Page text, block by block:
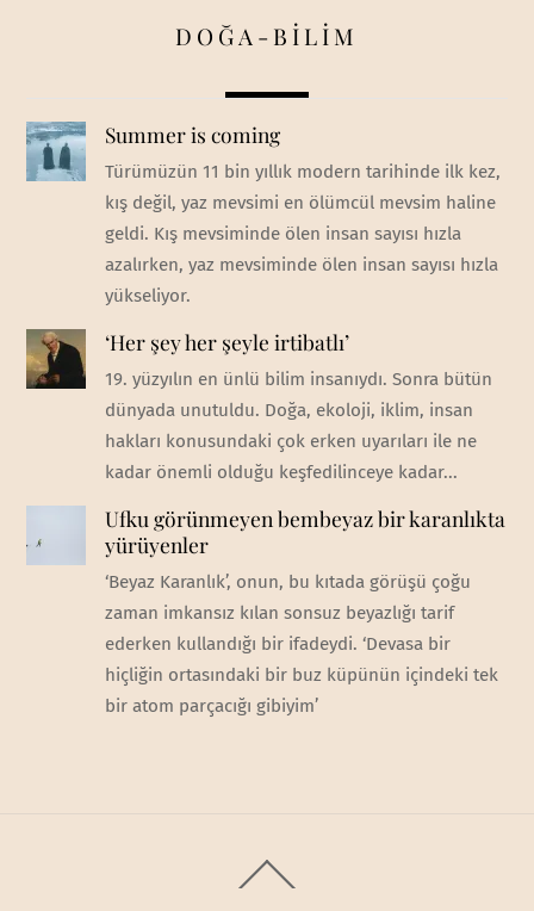
DOĞA-BİLİM
Summer is coming
Türümüzün 11 bin yıllık modern tarihinde ilk kez,
kış değil, yaz mevsimi en ölümcül mevsim haline
geldi. Kış mevsiminde ölen insan sayısı hızla
azalırken, yaz mevsiminde ölen insan sayısı hızla
yükseliyor.
‘Her şey her şeyle irtibatlı’
19. yüzyılın en ünlü bilim insanıydı. Sonra bütün
dünyada unutuldu. Doğa, ekoloji, iklim, insan
hakları konusundaki çok erken uyarıları ile ne
kadar önemli olduğu keşfedilinceye kadar...
Ufku görünmeyen bembeyaz bir karanlıkta
yürüyenler
‘Beyaz Karanlık’, onun, bu kıtada görüşü çoğu
zaman imkansız kılan sonsuz beyazlığı tarif
ederken kullandığı bir ifadeydi. ‘Devasa bir
hiçliğin ortasındaki bir buz küpünün içindeki tek
bir atom parçacığı gibiyim’
To